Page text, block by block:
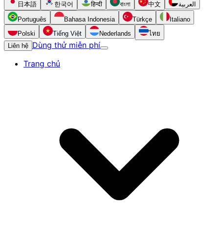
日本語
한국어 हिन्दी বাংলা 中文 العربية
Português Bahasa Indonesia Türkçe
Italiano
Polski
Tiếng Việt Nederlands
ไทย
Liên hệ Dùng thử miễn phí
Trang chủ